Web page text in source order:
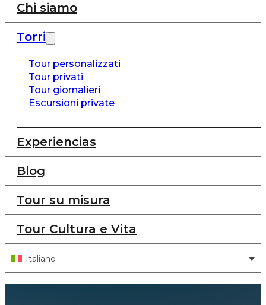
Chi siamo
Torri
Tour personalizzati
Tour privati
Tour giornalieri
Escursioni private
Experiencias
Blog
Tour su misura
Tour Cultura e Vita
Italiano